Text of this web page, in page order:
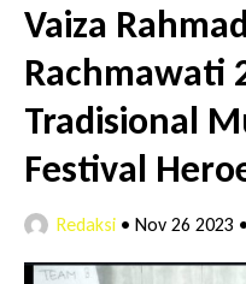
Terpidana Penipuan
Lakukan Pencurian
Muhammad Syifa
RSUD Bangil Raih
Perkuat Layanan Code
Vaiza
Rachmawati
Tradisional
Festival
Redaksi • Nov 26 2023 •